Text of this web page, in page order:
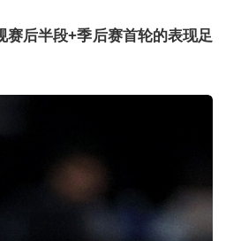
赛后半段+季后赛首轮的表现足